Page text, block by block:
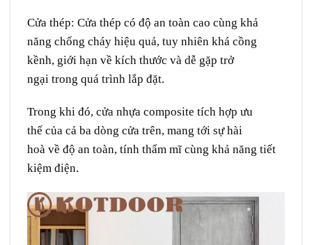
Cửa thép: Cửa thép có độ an toàn cao cùng khả
năng chống cháy hiệu quả, tuy nhiên khá cồng
kềnh, giới hạn về kích thước và dễ gặp trở
ngại trong quá trình lắp đặt.
Trong khi đó, cửa nhựa composite tích hợp ưu
thế của cả ba dòng cửa trên, mang tới sựhài
hoà về độ an toàn, tính thẩm mĩ cùng khả năng tiết
kiệm điện.